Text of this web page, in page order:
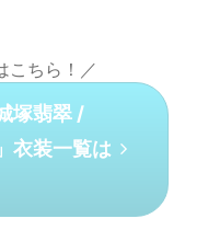
こちら！／
塚翡翠 /
衣装一覧は